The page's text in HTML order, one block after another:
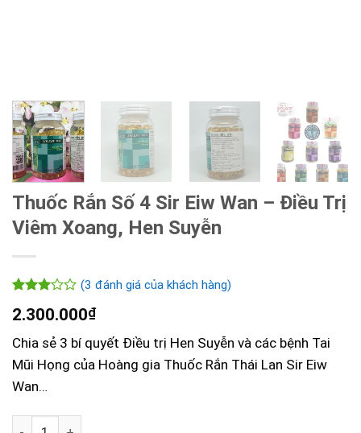
Thuốc Rắn Số 4 Sir Eiw Wan – Điều Trị
Viêm Xoang, Hen Suyễn
trên 5
trên
giá
(3 đánh giá của khách hàng)
2.300.000₫
Chia sẻ 3 bí quyết Điều trị Hen Suyễn và các bệnh Tai
Mũi Họng của Hoàng gia Thuốc Rắn Thái Lan Sir Eiw
Wan…
Thuốc Rắn Số 4 Sir Eiw Wan - Điều Trị Viêm Xoang, Hen